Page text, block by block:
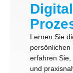
Lernen Sie
persönlichen
erfahren Sie,
und